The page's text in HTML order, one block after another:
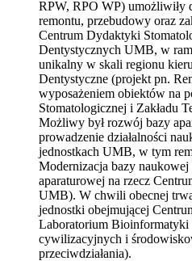
RPW, RPO WP) umożliwiły
remontu, przebudowy oraz
Centrum Dydaktyki
Dentystycznych UMB, w
unikalny w skali regionu
Dentystyczne (projekt pn.
wyposażeniem obiektów na
Stomatologicznej i Zakładu
Możliwy był rozwój bazy
prowadzenie działalności
jednostkach UMB, w tym
Modernizacja bazy
aparaturowej na rzecz
UMB). W chwili obecnej
jednostki obejmującej
Laboratorium Bioinformatyki
cywilizacyjnych i
przeciwdziałania).